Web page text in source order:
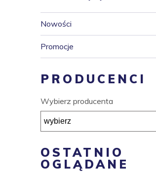
Nowości
Promocje
PRODUCENCI
Wybierz producenta
OSTATNIO
OGLĄDANE